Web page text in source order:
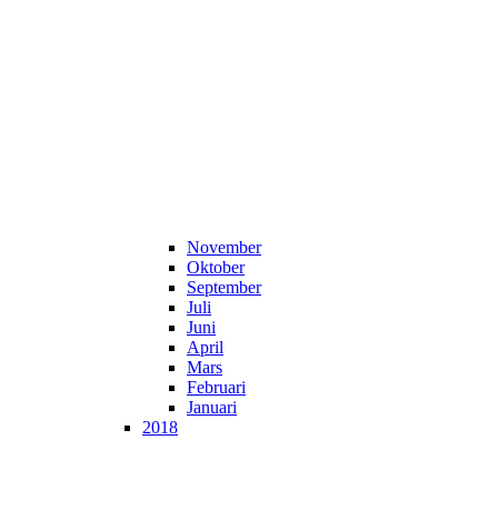
November
Oktober
September
Juli
Juni
April
Mars
Februari
Januari
2018